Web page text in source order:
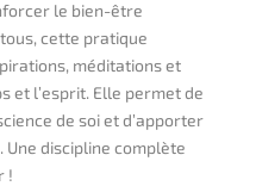
le bien-être
cette pratique
méditations et
et l’esprit. Elle permet de
de soi et d’apporter
discipline complète
!